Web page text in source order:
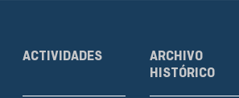
ACTIVIDADES
ARCHIVO
HISTÓRICO